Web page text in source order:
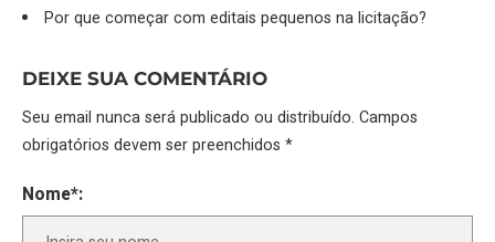
Por que começar com editais pequenos na licitação?
DEIXE SUA COMENTÁRIO
Seu email nunca será publicado ou distribuído. Campos
obrigatórios devem ser preenchidos *
Nome*: